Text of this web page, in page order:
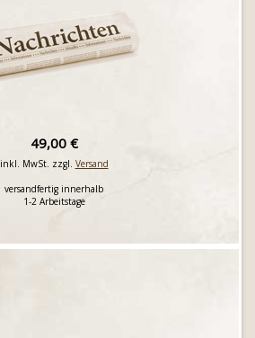
49,00 €
inkl. MwSt. zzgl. Versand
versandfertig innerhalb
1-2 Arbeitstage